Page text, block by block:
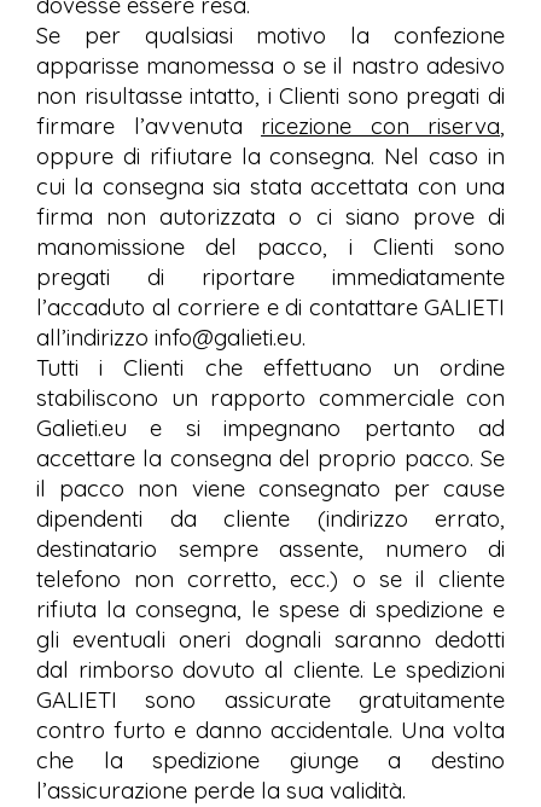
Se per qualsiasi motivo la confezione
apparisse manomessa o se il nastro adesivo
non risultasse intatto, i Clienti sono pregati di
firmare l’avvenuta ricezione con riserva,
oppure di rifiutare la consegna. Nel caso in
cui la consegna sia stata accettata con una
firma non autorizzata o ci siano prove di
manomissione del pacco, i Clienti sono
pregati di riportare immediatamente
l’accaduto al corriere e di contattare GALIETI
all’indirizzo info@galieti.eu.
Tutti i Clienti che effettuano un ordine
stabiliscono un rapporto commerciale con
Galieti.eu e si impegnano pertanto ad
accettare la consegna del proprio pacco. Se
il pacco non viene consegnato per cause
dipendenti da cliente (indirizzo errato,
destinatario sempre assente, numero di
telefono non corretto, ecc.) o se il cliente
rifiuta la consegna, le spese di spedizione e
gli eventuali oneri dognali saranno dedotti
dal rimborso dovuto al cliente. Le spedizioni
GALIETI sono assicurate gratuitamente
contro furto e danno accidentale. Una volta
che la spedizione giunge a destino
l’assicurazione perde la sua validità.